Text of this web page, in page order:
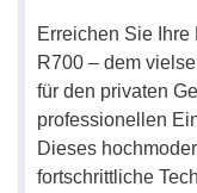
Erreichen Sie
R700 – dem
für den privaten
professionellen
Dieses
fortschrittliche